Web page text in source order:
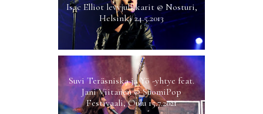
Isac Elliot levyjulkkarit @ Nosturi,
Helsinki 24.5.2013
Suvi Teräsniska ja Yö -yhtye feat.
Jani Viitanen @ SuomiPop
Festivaali, Oulu 15.7.2021